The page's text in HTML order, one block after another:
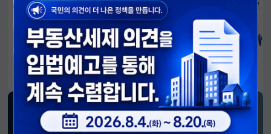
알림판
국민이 만든 대전환의 길-회복과 도약, 모두의 1년
재정경제부 SNS 소식